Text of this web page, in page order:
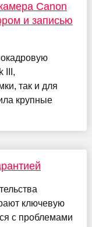
Canon
и записью
III,
так и для
крупные
ключевую
с проблемами